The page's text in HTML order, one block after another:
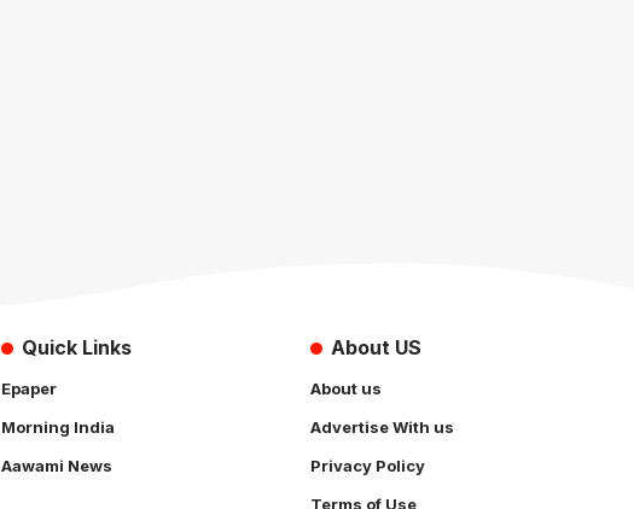
Quick Links
Epaper
Morning India
Aawami News
About US
About us
Advertise With us
Privacy Policy
Terms of Use